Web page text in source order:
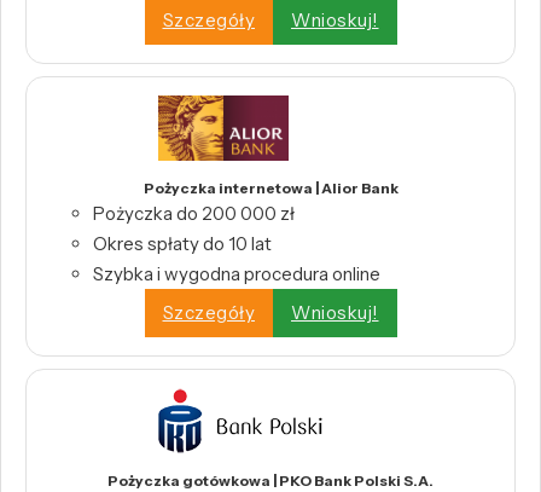
Szczegóły
Wnioskuj!
Pożyczka internetowa | Alior Bank
Pożyczka do 200 000 zł
Okres spłaty do 10 lat
Szybka i wygodna procedura online
Szczegóły
Wnioskuj!
Pożyczka gotówkowa | PKO Bank Polski S.A.